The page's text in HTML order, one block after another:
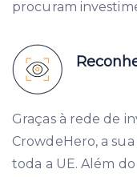
procuram
Graças à rede de
CrowdeHero, a
toda a UE. Além